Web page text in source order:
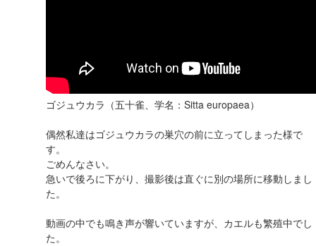
ゴジュウカラ（五十雀、学名：Sitta europaea）
偶然私達はゴジュウカラの巣穴の前に立ってしまった様で
す。
ごめんなさい。
急いで後ろに下がり、撮影後は直ぐに別の場所に移動しまし
た。
動画の中でも鳴き声が響いていますが、カエルも繁殖中でし
た。